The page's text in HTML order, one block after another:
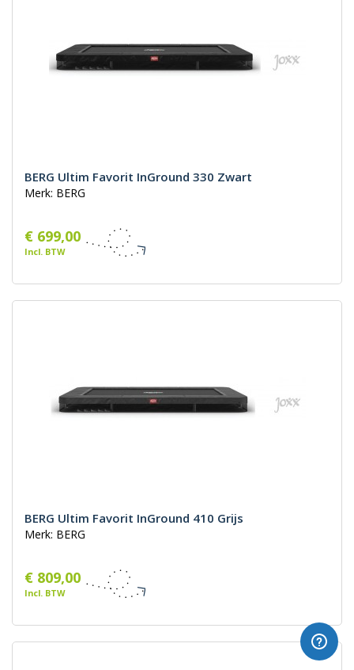
BERG Ultim Favorit InGround 330 Zwart
Merk: BERG
€ 699,00
Incl. BTW
BERG Ultim Favorit InGround 410 Grijs
Merk: BERG
€ 809,00
Incl. BTW